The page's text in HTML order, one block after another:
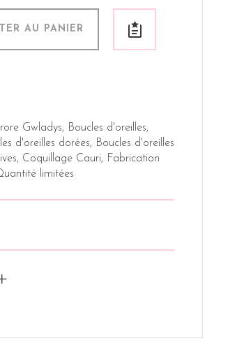
AU PANIER
Gwladys, Boucles d'oreilles,
d'oreilles dorées, Boucles d'oreilles
, Coquillage Cauri, Fabrication
limitées